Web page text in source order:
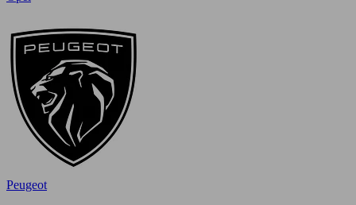
Peugeot